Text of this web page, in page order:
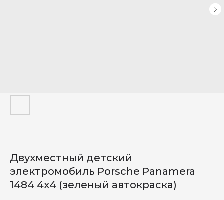
Двухместный детский
электромобиль Porsche Panamera
1484 4х4 (зеленый автокраска)